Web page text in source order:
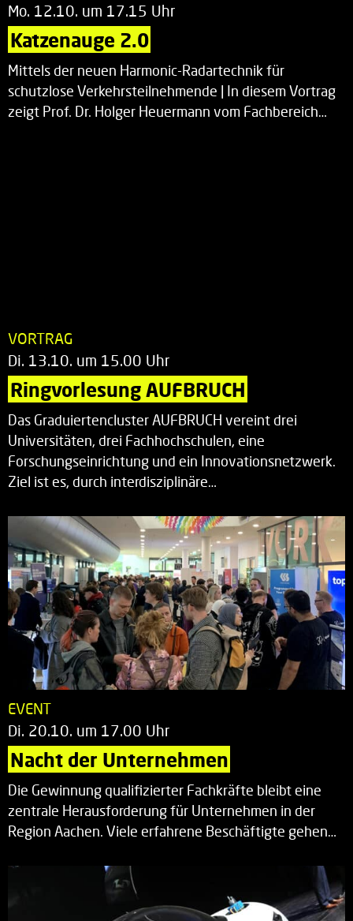
Mo. 12.10. um 17.15 Uhr
Katzenauge 2.0
Mittels der neuen Harmonic-Radartechnik für
schutzlose Verkehrsteilnehmende | In diesem Vortrag
zeigt Prof. Dr. Holger Heuermann vom Fachbereich…
VORTRAG
Di. 13.10. um 15.00 Uhr
Ringvorlesung AUFBRUCH
Das Graduiertencluster AUFBRUCH vereint drei
Universitäten, drei Fachhochschulen, eine
Forschungseinrichtung und ein Innovationsnetzwerk.
Ziel ist es, durch interdisziplinäre…
EVENT
Di. 20.10. um 17.00 Uhr
Nacht der Unternehmen
Die Gewinnung qualifizierter Fachkräfte bleibt eine
zentrale Herausforderung für Unternehmen in der
Region Aachen. Viele erfahrene Beschäftigte gehen…